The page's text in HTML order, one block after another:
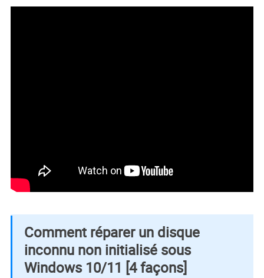
Comment réparer un disque
inconnu non initialisé sous
Windows 10/11 [4 façons]